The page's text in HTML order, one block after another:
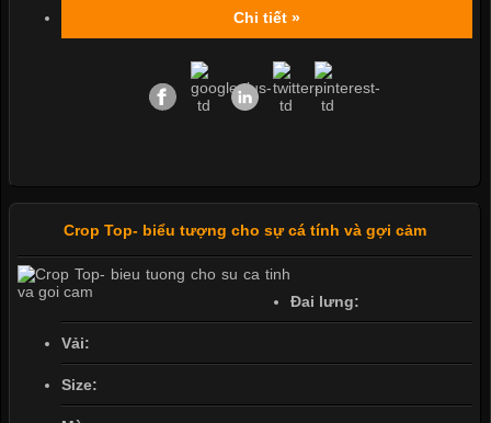
Chi tiết »
Crop Top- biểu tượng cho sự cá tính và gợi cảm
Đai lưng:
Vải:
Size: